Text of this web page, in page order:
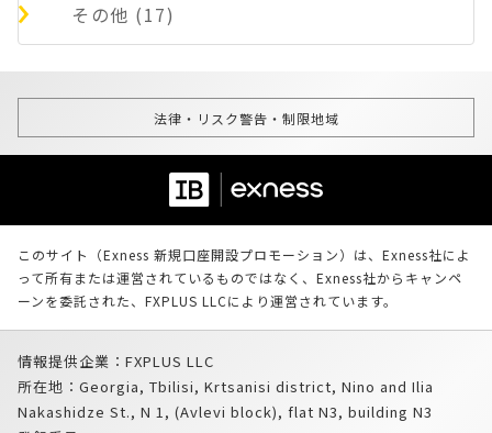
その他 (17)
法律・リスク警告・制限地域
このサイト（Exness 新規口座開設プロモーション）は、Exness社によ
って所有または運営されているものではなく、Exness社からキャンペ
ーンを委託された、FXPLUS LLCにより運営されています。
情報提供企業：FXPLUS LLC
所在地：Georgia, Tbilisi, Krtsanisi district, Nino and Ilia
Nakashidze St., N 1, (Avlevi block), flat N3, building N3